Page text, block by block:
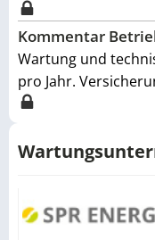
Kommentar
Wartung und
pro Jahr.